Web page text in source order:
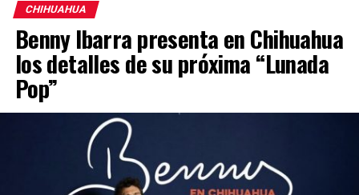
CHIHUAHUA
Benny Ibarra presenta en Chihuahua
los detalles de su próxima “Lunada
Pop”